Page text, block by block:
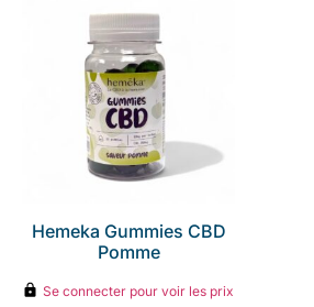
Hemeka Gummies CBD
Pomme
Se connecter pour voir les prix